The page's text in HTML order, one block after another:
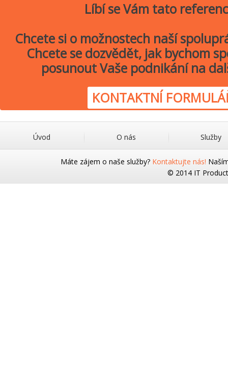
Líbí se Vám tato
Chcete si o možnostech naší
Chcete se dozvědět, jak bychom
posunout Vaše podnikání na
KONTAKTNÍ
Úvod O nás Služby
Máte zájem o naše služby? Kontaktujte nás!
© 2014 IT